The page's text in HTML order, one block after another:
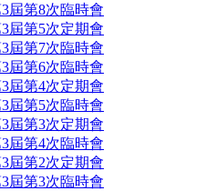
屆第8次臨時會
屆第5次定期會
屆第7次臨時會
屆第6次臨時會
屆第4次定期會
屆第5次臨時會
屆第3次定期會
屆第4次臨時會
屆第2次定期會
屆第3次臨時會